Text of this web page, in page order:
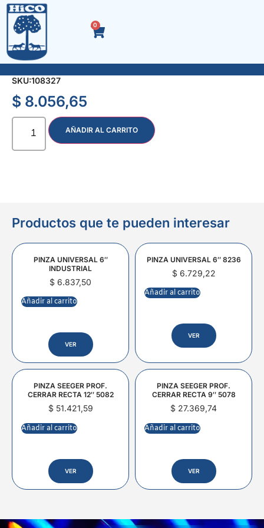
0
RASTRILLO CON ARCO 16 dts.
SKU:108327
$ 8.056,65
AÑADIR AL CARRITO
Productos que te pueden interesar
PINZA UNIVERSAL 6″
INDUSTRIAL
$ 6.837,50
Añadir al carrito
VER
PINZA UNIVERSAL 6″ 8236
$6.729,22
Añadir al carrito
VER
PINZA SEEGER PROF.
CERRAR RECTA 12″ 5082
$51.421,59
Añadir al carrito
VER
PINZA SEEGER PROF.
CERRAR RECTA 9″ 5078
$ 27.369,74
Añadir al carrito
VER